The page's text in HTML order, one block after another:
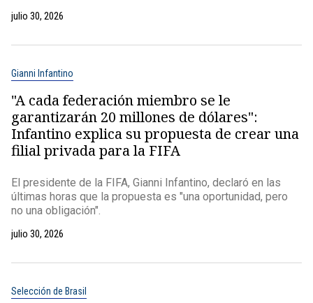
julio 30, 2026
Gianni Infantino
"A cada federación miembro se le
garantizarán 20 millones de dólares":
Infantino explica su propuesta de crear una
filial privada para la FIFA
El presidente de la FIFA, Gianni Infantino, declaró en las
últimas horas que la propuesta es "una oportunidad, pero
no una obligación".
julio 30, 2026
Selección de Brasil